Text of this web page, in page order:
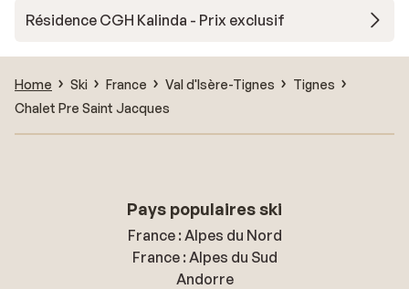
Résidence CGH Kalinda - Prix exclusif
Home Ski France Val d'Isère-Tignes
Tignes
Chalet Pre Saint Jacques
Pays populaires ski
France : Alpes du Nord
France : Alpes du Sud
Andorre